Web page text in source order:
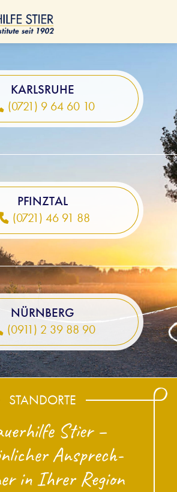
Sie uns Tag und
(0911) 23 98 89-0.
& Videos
KARLSRUHE
(0721) 9 64 60 10
PFINZTAL
(0721) 46 91 88
NÜRNBERG
(0911) 2 39 88 90
STANDORTE
Stier –
Ansprech­
in Ihrer Region